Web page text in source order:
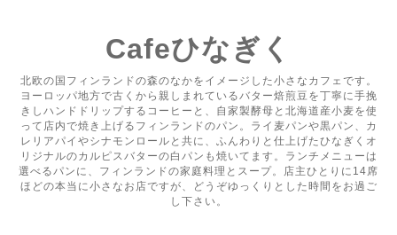
Cafeひなぎく
北欧の国フィンランドの森のなかをイメージした小さなカフェです。
ヨーロッパ地方で古くから親しまれているバター焙煎豆を丁寧に手挽
きしハンドドリップするコーヒーと、自家製酵母と北海道産小麦を使
って店内で焼き上げるフィンランドのパン。ライ麦パンや黒パン、カ
レリアパイやシナモンロールと共に、ふんわりと仕上げたひなぎくオ
リジナルのカルピスバターの白パンも焼いてます。ランチメニューは
選べるパンに、フィンランドの家庭料理とスープ。店主ひとりに14席
ほどの本当に小さなお店ですが、どうぞゆっくりとした時間をお過ご
し下さい。